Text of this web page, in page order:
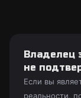
Владелец
не
Если вы
реальности,